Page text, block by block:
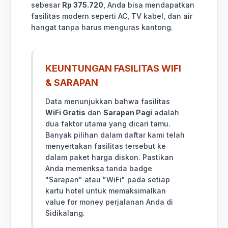
sebesar Rp 375.720 , Anda bisa mendapatkan
fasilitas modern seperti AC, TV kabel, dan air
hangat tanpa harus menguras kantong.
KEUNTUNGAN FASILITAS WIFI
& SARAPAN
Data menunjukkan bahwa fasilitas
WiFi Gratis dan Sarapan Pagi adalah
dua faktor utama yang dicari tamu.
Banyak pilihan dalam daftar kami telah
menyertakan fasilitas tersebut ke
dalam paket harga diskon. Pastikan
Anda memeriksa tanda badge
"Sarapan" atau "WiFi" pada setiap
kartu hotel untuk memaksimalkan
value for money perjalanan Anda di
Sidikalang.